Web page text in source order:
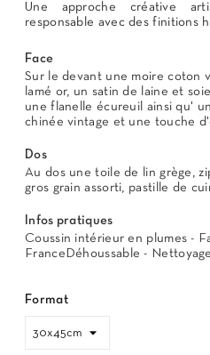
Une approche créative
responsable avec des finitions
Face
Sur le devant une moire coton
lamé or, un satin de laine et
une flanelle écureuil ainsi qu'
chinée vintage et une touche
Dos
Au dos une toile de lin grège,
gros grain assorti, pastille de
Infos pratiques
Coussin intérieur en plumes -
FranceDéhoussable -
Format